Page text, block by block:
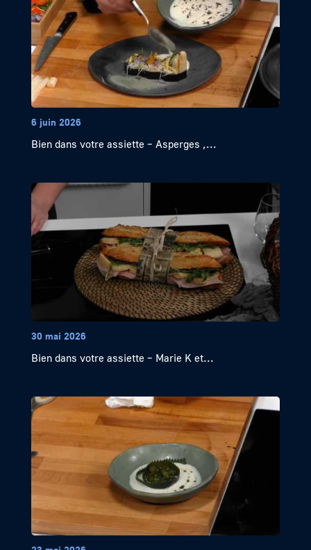
6 juin 2026
Bien dans votre assiette – Asperges ,...
30 mai 2026
Bien dans votre assiette – Marie K et...